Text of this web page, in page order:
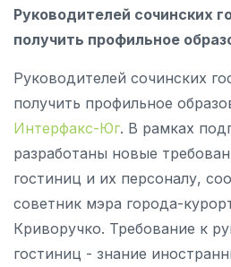
Руководителей сочинских
получить профильное
Руководителей сочинских
получить профильное
Интерфакс-Юг. В рамках
разработаны новые
гостиниц и их персоналу,
советник мэра города-
Криворучко. Требование к
гостиниц - знание